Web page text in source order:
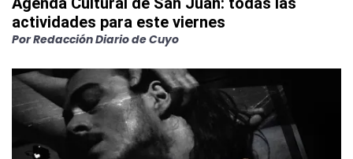
actividades para este viernes
PorRedacción Diario de Cuyo